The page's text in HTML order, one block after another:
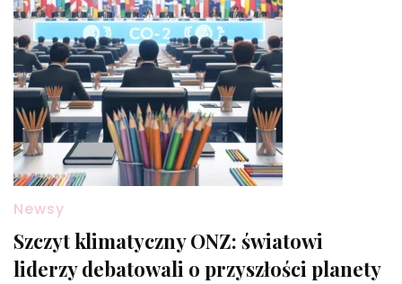
Newsy
Szczyt klimatyczny ONZ: światowi
liderzy debatowali o przyszłości planety